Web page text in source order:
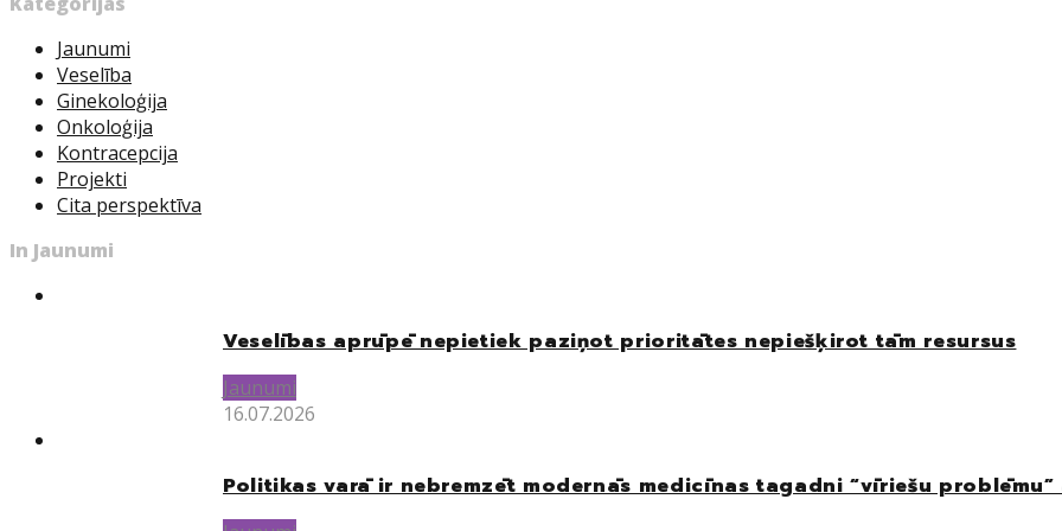
Jaunumi
Veselība
Ginekoloģija
Onkoloģija
Kontracepcija
Projekti
Cita perspektīva
In Jaunumi
Veselības aprūpē nepietiek paziņot prioritātes nepiešķirot tām resursus
Jaunumi
16.07.2026
Politikas varā ir nebremzēt modernās medicīnas tagadni “vīriešu problēmu”